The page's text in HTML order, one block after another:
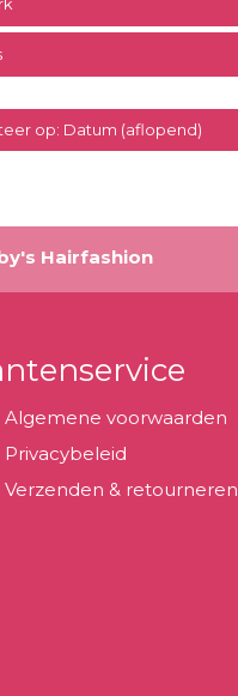
op: Datum (aflopend)
Hairfashion
Algemene voorwaarden
Privacybeleid
Verzenden & retourneren